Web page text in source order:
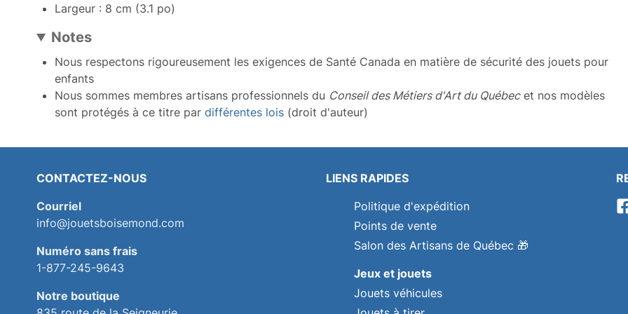
Largeur : 8 cm (3.1 po)
Notes
Nous respectons rigoureusement les exigences de Santé Canada en matière de sécurité des jouets pour
enfants
Nous sommes membres artisans professionnels du Conseil des Métiers d'Art du Québecet nos modèles
sont protégés à ce titre par différentes lois (droit d'auteur)
CONTACTEZ-NOUS
Courriel
info@jouetsboisemond.com
Numéro sans frais
1-877-245-9643
Notre boutique
LIENS RAPIDES
Politique d'expédition
Points de vente
Salon des Artisans de Québec 🎁
Jeux et jouets
Jouets véhicules